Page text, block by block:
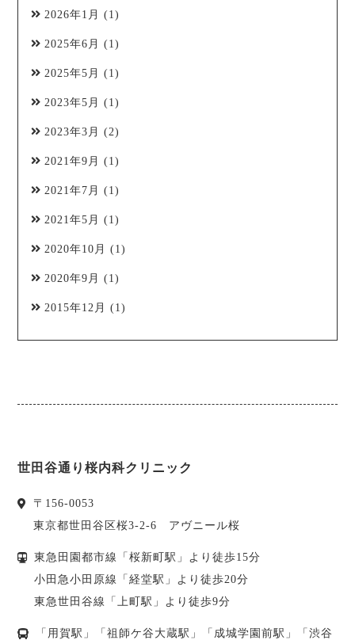
2026年1月 (1)
2025年6月 (1)
2025年5月 (1)
2023年5月 (1)
2023年3月 (2)
2021年9月 (1)
2021年7月 (1)
2021年5月 (1)
2020年10月 (1)
2020年9月 (1)
2015年12月 (1)
世田谷通り桜内科クリニック
〒 156-0053
東京都世田谷区桜3-2-6 アヴニール桜
東急田園都市線「桜新町駅」より徒歩15分
小田急小田原線「経堂駅」より徒歩20分
東急世田谷線「上町駅」より徒歩9分
「用賀駅」「祖師ケ谷大蔵駅」「成城学園前駅」「渋谷